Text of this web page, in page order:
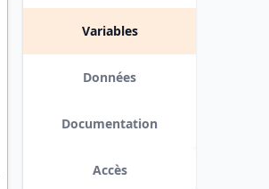
Variables
Données
Documentation
Accès